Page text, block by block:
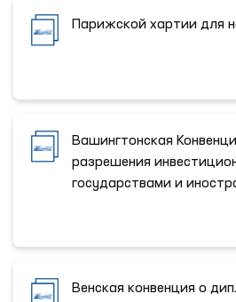
Парижской хартии для
Вашингтонская
разрешения
государствами и
Венская конвенция о